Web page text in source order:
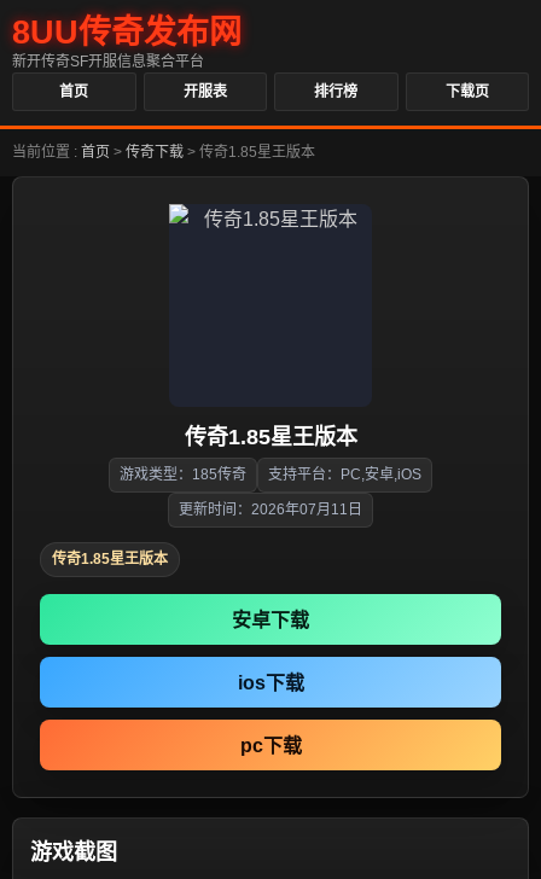
8UU传奇发布网
新开传奇SF开服信息聚合平台
首页
开服表 排行榜 下载页
当前位置 : 首页 > 传奇下载 > 传奇1.85星王版本
传奇1.85星王版本
游戏类型：185传奇 支持平台：PC,安卓,iOS
更新时间：2026年07月11日
传奇1.85星王版本
安卓下载
ios下载
pc下载
游戏截图